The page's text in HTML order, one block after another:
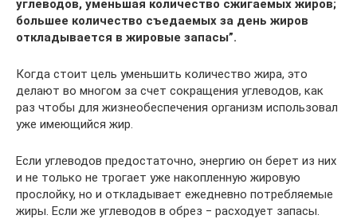
углеводов, уменьшая количество сжигаемых жиров;
большее количество съедаемых за день жиров
откладывается в жировые запасы”.
Когда стоит цель уменьшить количество жира, это
делают во многом за счет сокращения углеводов, как
раз чтобы для жизнеобеспечения организм использовал
уже имеющийся жир.
Если углеводов предостаточно, энергию он берет из них
и не только не трогает уже накопленную жировую
прослойку, но и откладывает ежедневно потребляемые
жиры. Если же углеводов в обрез ‒ расходует запасы.